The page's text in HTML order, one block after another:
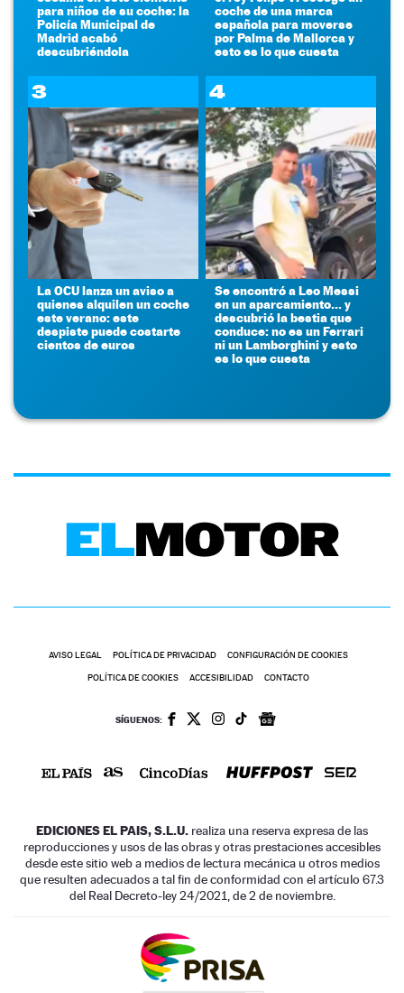
para niños de su coche: la
Policía Municipal de
Madrid acabó
descubriéndola
coche de una marca
española para moverse
por Palma de Mallorca y
esto es lo que cuesta
3
La OCU lanza un aviso a
quienes alquilen un coche
este verano: este
despiste puede costarte
cientos de euros
4
Se encontró a Leo Messi
en un aparcamiento... y
descubrió la bestia que
conduce: no es un Ferrari
ni un Lamborghini y esto
es lo que cuesta
AVISO LEGAL POLÍTICA DE PRIVACIDAD CONFIGURACIÓN DE COOKIES
POLÍTICA DE COOKIES ACCESIBILIDAD CONTACTO
SÍGUENOS:
EDICIONES EL PAIS, S.L.U. realiza una reserva expresa de las
reproducciones y usos de las obras y otras prestaciones accesibles
desde este sitio web a medios de lectura mecánica u otros medios
que resulten adecuados a tal fin de conformidad con el artículo 67.3
del Real Decreto-ley 24/2021, de 2 de noviembre.